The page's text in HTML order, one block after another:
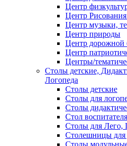
Центр
Центр
Центр музыки,
Центр природы
Центр дорожной
Центр
Центры/
Столы детские,
Логопеда
Столы детские
Столы для
Столы
Стол воспитателя
Столы для
Столешницы для